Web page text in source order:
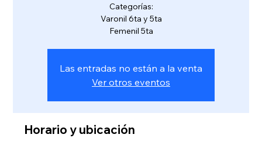
Categorías:
Varonil 6ta y 5ta
Femenil 5ta
Las entradas no están a la venta
Ver otros eventos
Horario y ubicación